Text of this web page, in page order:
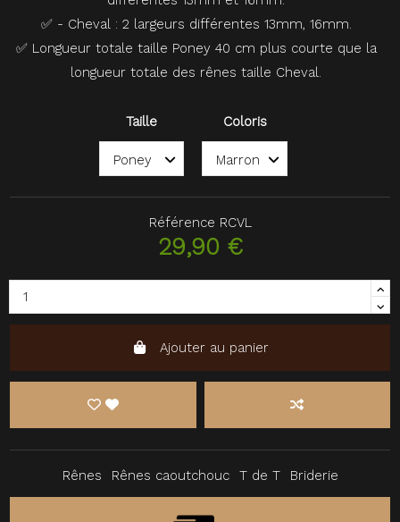
✅ - Cheval : 2 largeurs différentes 13mm, 16mm.
✅ Longueur totale taille Poney 40 cm plus courte que la
longueur totale des rênes taille Cheval.
Taille Coloris
Référence RCVL
29,90 €
Ajouter au panier
Rênes Rênes caoutchouc T de T Briderie